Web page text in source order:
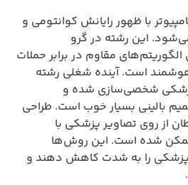
با ظهور رایانش کوانتومی و
این رشته در گرو
مقاوم در برابر حملات
است. آینده شغلی رشته
پزشکی شخصی‌سازی شده و
بالینی بسیار خوب است. طراحی
روی تصاویر پزشکی با
شده است. این روش‌ها
را به شدت کاهش دهند و